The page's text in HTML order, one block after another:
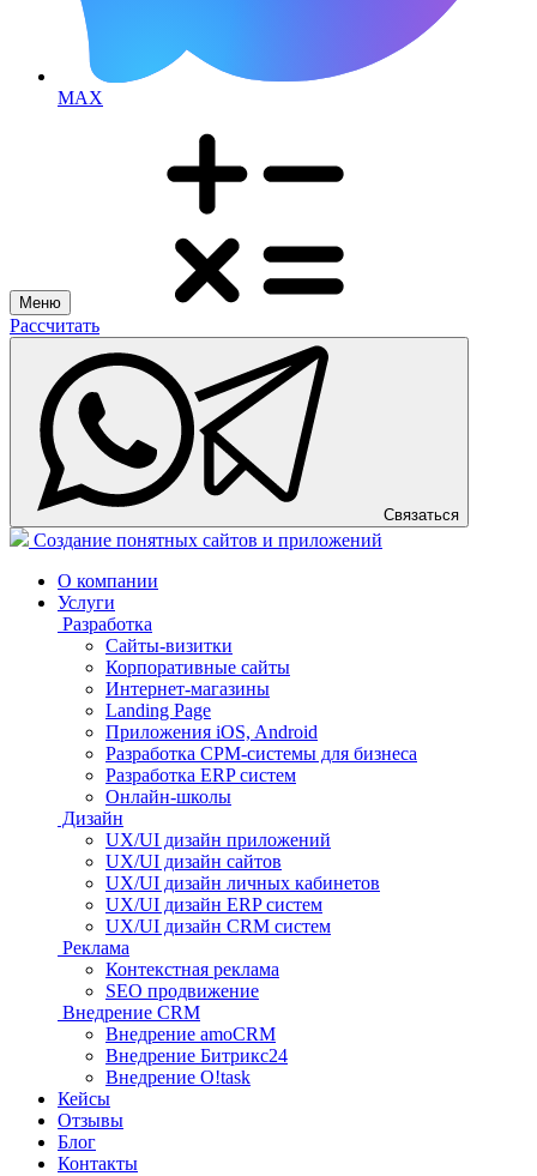
MAX
Меню
Рассчитать
Связаться
Создание понятных сайтов и приложений
О компании
Услуги
Разработка
Сайты-визитки
Корпоративные сайты
Интернет-магазины
Landing Page
Приложения iOS, Android
Разработка СРМ-системы для бизнеса
Разработка ERP систем
Онлайн-школы
Дизайн
UX/UI дизайн приложений
UX/UI дизайн сайтов
UX/UI дизайн личных кабинетов
UX/UI дизайн ERP систем
UX/UI дизайн CRM систем
Реклама
Контекстная реклама
SEO продвижение
Внедрение CRM
Внедрение amoCRM
Внедрение Битрикс24
Внедрение O!task
Кейсы
Отзывы
Блог
Контакты